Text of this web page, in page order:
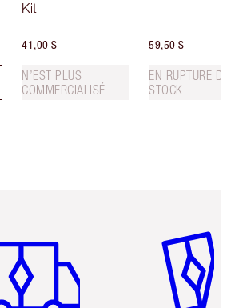
Kit
41,00 $
N’EST PLUS
COMMERCIALISÉ
59,50 $
EN RUPTURE
STOCK